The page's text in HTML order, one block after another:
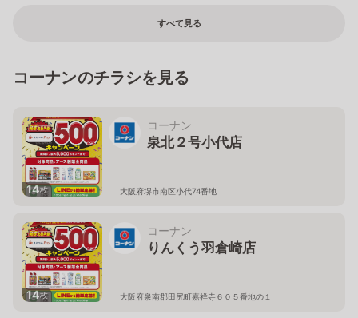
すべて見る
コーナンのチラシを見る
14枚
コーナン
泉北２号小代店
大阪府堺市南区小代74番地
14枚
コーナン
りんくう羽倉崎店
大阪府泉南郡田尻町嘉祥寺６０５番地の１